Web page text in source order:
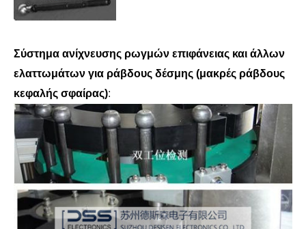
Σύστημα ανίχνευσης ρωγμών επιφάνειας και άλλων
ελαττωμάτων για ράβδους δέσμης (μακρές ράβδους
κεφαλής σφαίρας):